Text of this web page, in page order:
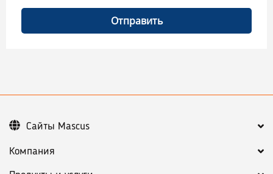
Отправить
Компания
Сайты Mascus